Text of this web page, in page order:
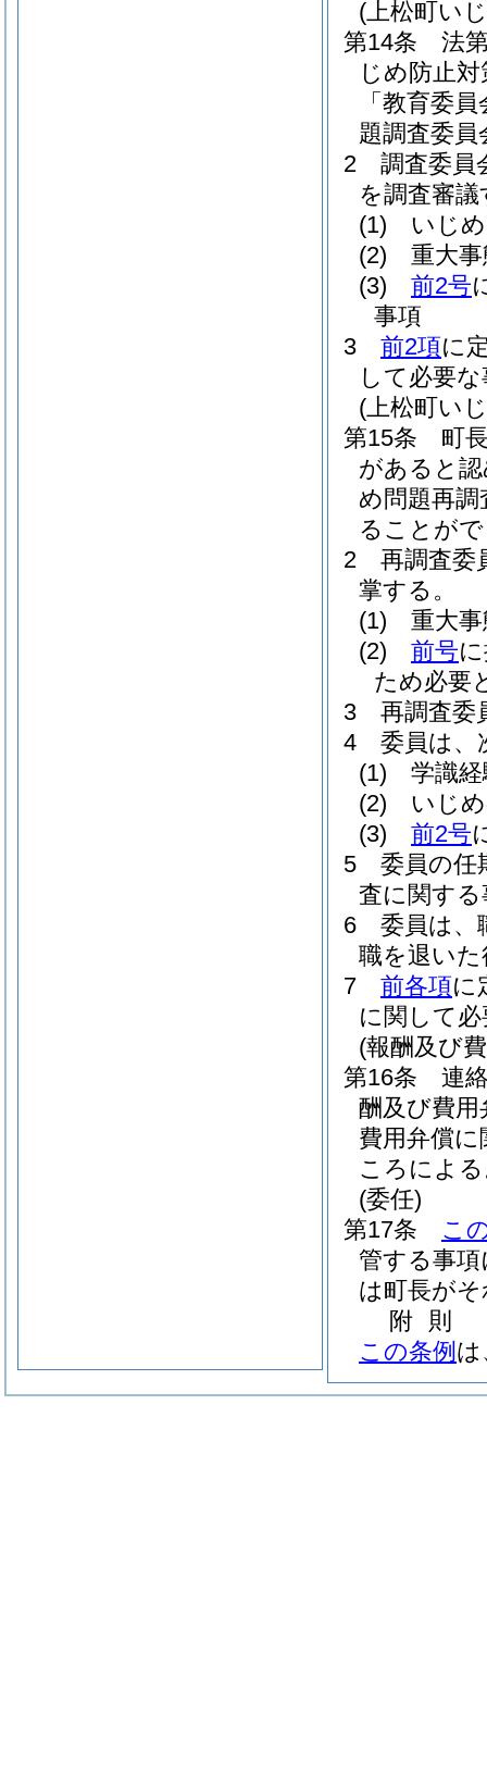
(上松町い
第14条
法
じめ防止
「教育委
題調査委員
2
調査委員
を調査審
(1)
いじ
(2)
重大
(3)
前2号
事項
3
前2項に
して必要
(上松町い
第15条
町
があると
め問題再調
ることが
2
再調査委
掌する。
(1)
重大
(2)
前号
ため必要
3
再調査委
4
委員は、
(1)
学識
(2)
いじ
(3)
前2号
5
委員の任
査に関す
6
委員は、
職を退い
7
前各項に
に関して
(報酬及び
第16条
連
酬及び費
費用弁償
ころによ
(委任)
第17条
こ
管する事
は町長が
附 則
この条例 は